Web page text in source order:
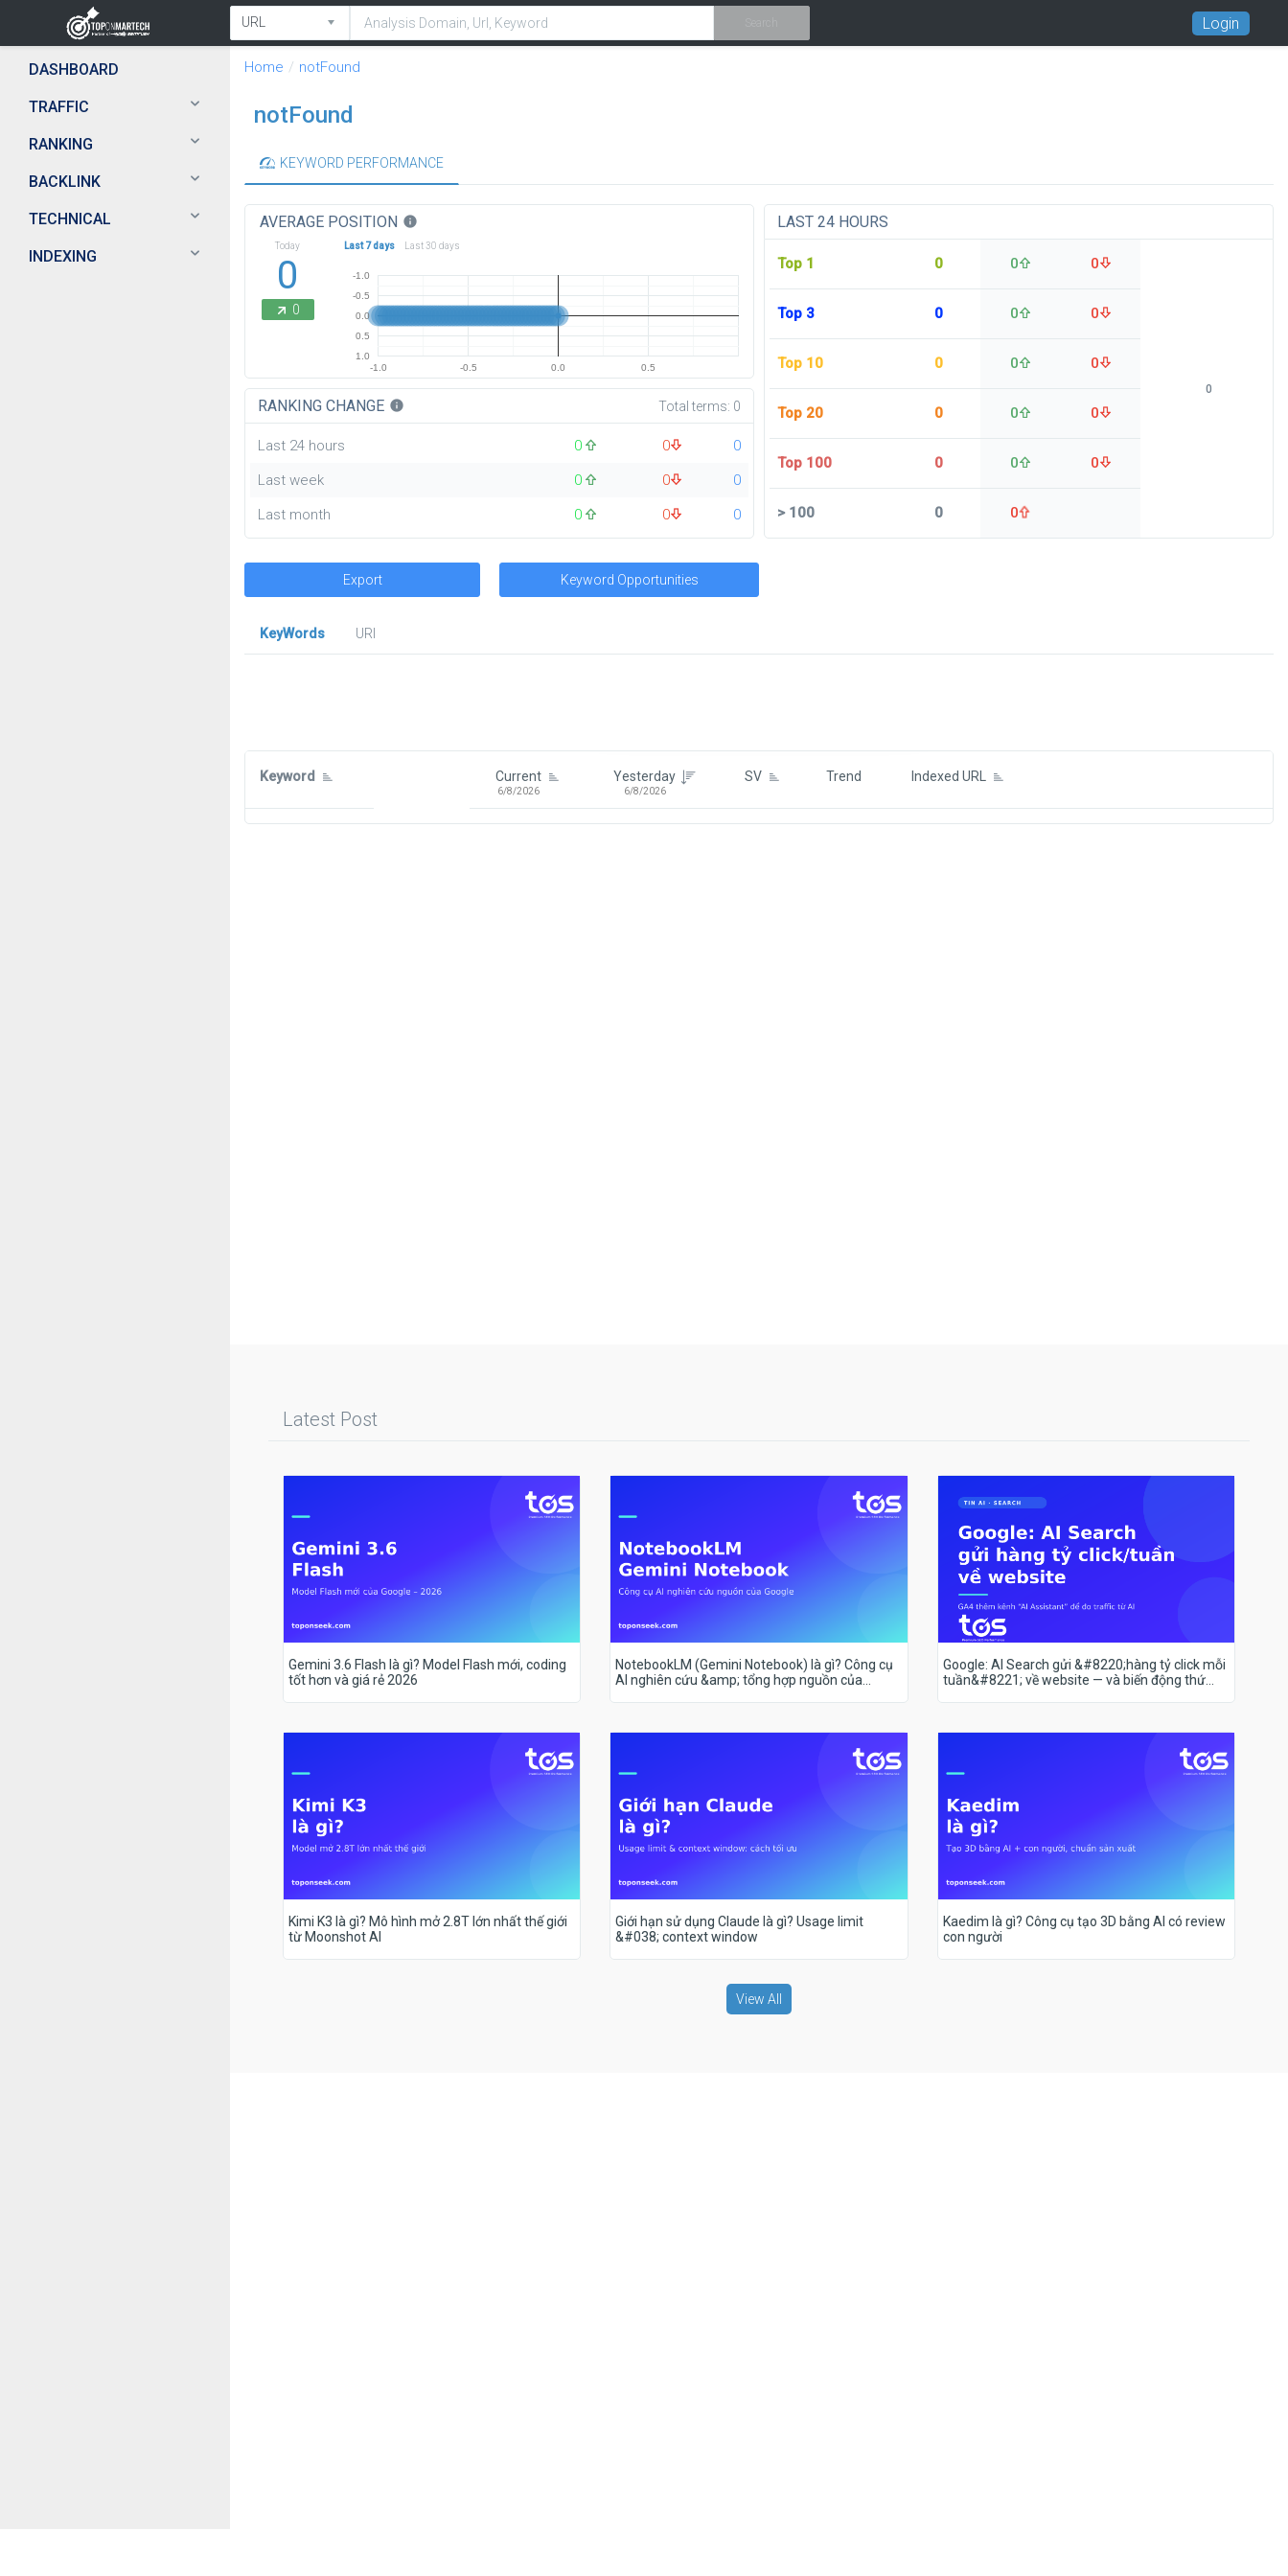
Login
DASHBOARD
TRAFFIC
RANKING
BACKLINK
TECHNICAL
INDEXING
Home notFound
notFound
KEYWORD PERFORMANCE
AVERAGE POSITION info
Today
0
0
Last 7 days Last 30 days
-1.0 -0.5 0.0 0.5
-1.0
-0.5
0.0
0.5
1.0
RANKING CHANGE info Total terms: 0
Last 24 hours 0 0
0
Last week
0 0
0
Last month
0 0 0
LAST 24 HOURS
Top 1 0 0 0
Top 3 0 0 0
Top 10 0 0 0
Top 20 0 0 0
Top 100 0 0 0
>100 0 0
0
Export Keyword Opportunities
KeyWords
URl
Keyword Current
6/8/2026
Yesterday
6/8/2026
SV Trend Indexed URL
Latest Post
Gemini 3.6 Flash là gì? Model Flash mới, coding
tốt hơn và giá rẻ 2026
NotebookLM (Gemini Notebook) là gì? Công cụ
AI nghiên cứu &amp; tổng hợp nguồn của
Google: AI Search gửi &#8220;hàng tỷ click mỗi
tuần&#8221; về website — và biến động thứ
Kimi K3 là gì? Mô hình mở 2.8T lớn nhất thế giới
từ Moonshot AI
Giới hạn sử dụng Claude là gì? Usage limit
&#038; context window
Kaedim là gì? Công cụ tạo 3D bằng AI có review
con người
View All